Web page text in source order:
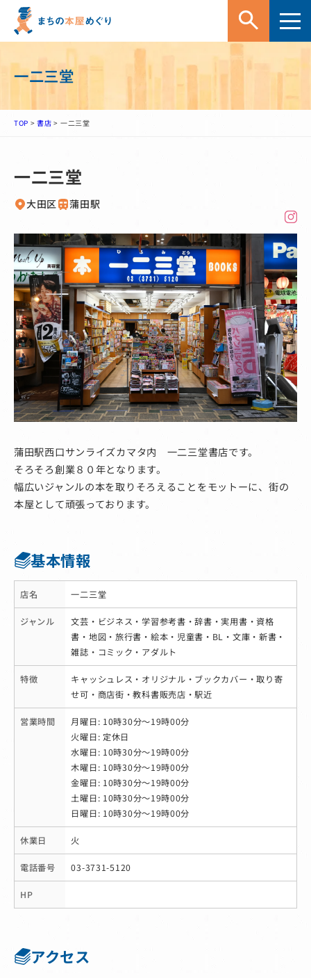
一二三堂
TOP >書店 > 一二三堂
一二三堂
大田区 蒲田駅
蒲田駅西口サンライズカマタ内 一二三堂書店です。
そろそろ創業８０年となります。
幅広いジャンルの本を取りそろえることをモットーに、街の
本屋として頑張っております。
基本情報
店名 一二三堂
ジャンル
文芸・ビジネス・学習参考書・辞書・実用書・資格
書・地図・旅行書・絵本・児童書・BL・文庫・新書・
雑誌・コミック・アダルト
特徴
キャッシュレス・オリジナル・ブックカバー・取り寄
せ可・商店街・教科書販売店・駅近
営業時間
月曜日: 10時30分～19時00分
火曜日: 定休日
水曜日: 10時30分～19時00分
木曜日: 10時30分～19時00分
金曜日: 10時30分～19時00分
土曜日: 10時30分～19時00分
日曜日: 10時30分～19時00分
休業日 火
電話番号 03-3731-5120
HP
アクセス